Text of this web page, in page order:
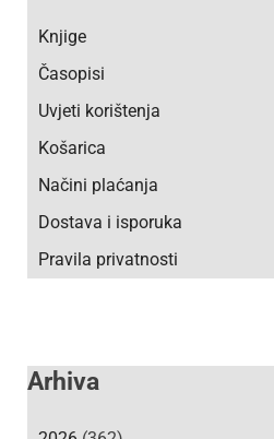
Knjige
Časopisi
Uvjeti korištenja
Košarica
Načini plaćanja
Dostava i isporuka
Pravila privatnosti
Arhiva